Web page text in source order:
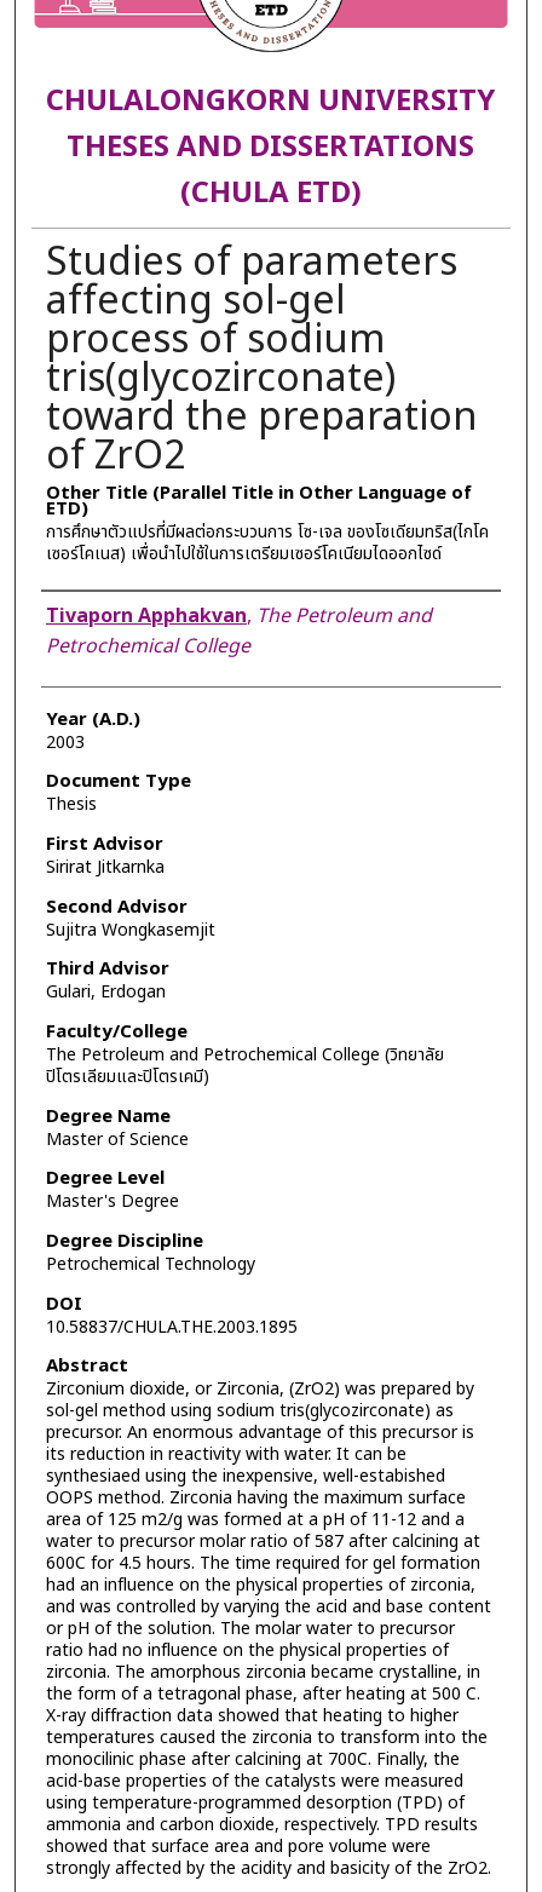
CHULALONGKORN UNIVERSITY
THESES AND DISSERTATIONS
(CHULA ETD)
Studies of parameters
affecting sol-gel
process of sodium
tris(glycozirconate)
toward the preparation
of ZrO2
Other Title (Parallel Title in Other Language of
ETD)
การศึกษาตัวแปรที่มีผลต่อกระบวนการ โซ-เจล ของโซเดียมทริส(ไกโค
เซอร์โคเนส) เพื่อนำไปใช้ในการเตรียมเซอร์โคเนียมไดออกไซด์
Author
Tivaporn Apphakvan, The Petroleum and
Petrochemical College
Year (A.D.)
2003
Document Type
Thesis
First Advisor
Sirirat Jitkarnka
Second Advisor
Sujitra Wongkasemjit
Third Advisor
Gulari, Erdogan
Faculty/College
The Petroleum and Petrochemical College (วิทยาลัย
ปิโตรเลียมและปิโตรเคมี)
Degree Name
Master of Science
Degree Level
Master's Degree
Degree Discipline
Petrochemical Technology
DOI
10.58837/CHULA.THE.2003.1895
Abstract
Zirconium dioxide, or Zirconia, (ZrO2) was prepared by
sol-gel method using sodium tris(glycozirconate) as
precursor. An enormous advantage of this precursor is
its reduction in reactivity with water. It can be
synthesiaed using the inexpensive, well-estabished
OOPS method. Zirconia having the maximum surface
area of 125 m2/g was formed at a pH of 11-12 and a
water to precursor molar ratio of 587 after calcining at
600C for 4.5 hours. The time required for gel formation
had an influence on the physical properties of zirconia,
and was controlled by varying the acid and base content
or pH of the solution. The molar water to precursor
ratio had no influence on the physical properties of
zirconia. The amorphous zirconia became crystalline, in
the form of a tetragonal phase, after heating at 500 C.
X-ray diffraction data showed that heating to higher
temperatures caused the zirconia to transform into the
monocilinic phase after calcining at 700C. Finally, the
acid-base properties of the catalysts were measured
using temperature-programmed desorption (TPD) of
ammonia and carbon dioxide, respectively. TPD results
showed that surface area and pore volume were
strongly affected by the acidity and basicity of the ZrO2.